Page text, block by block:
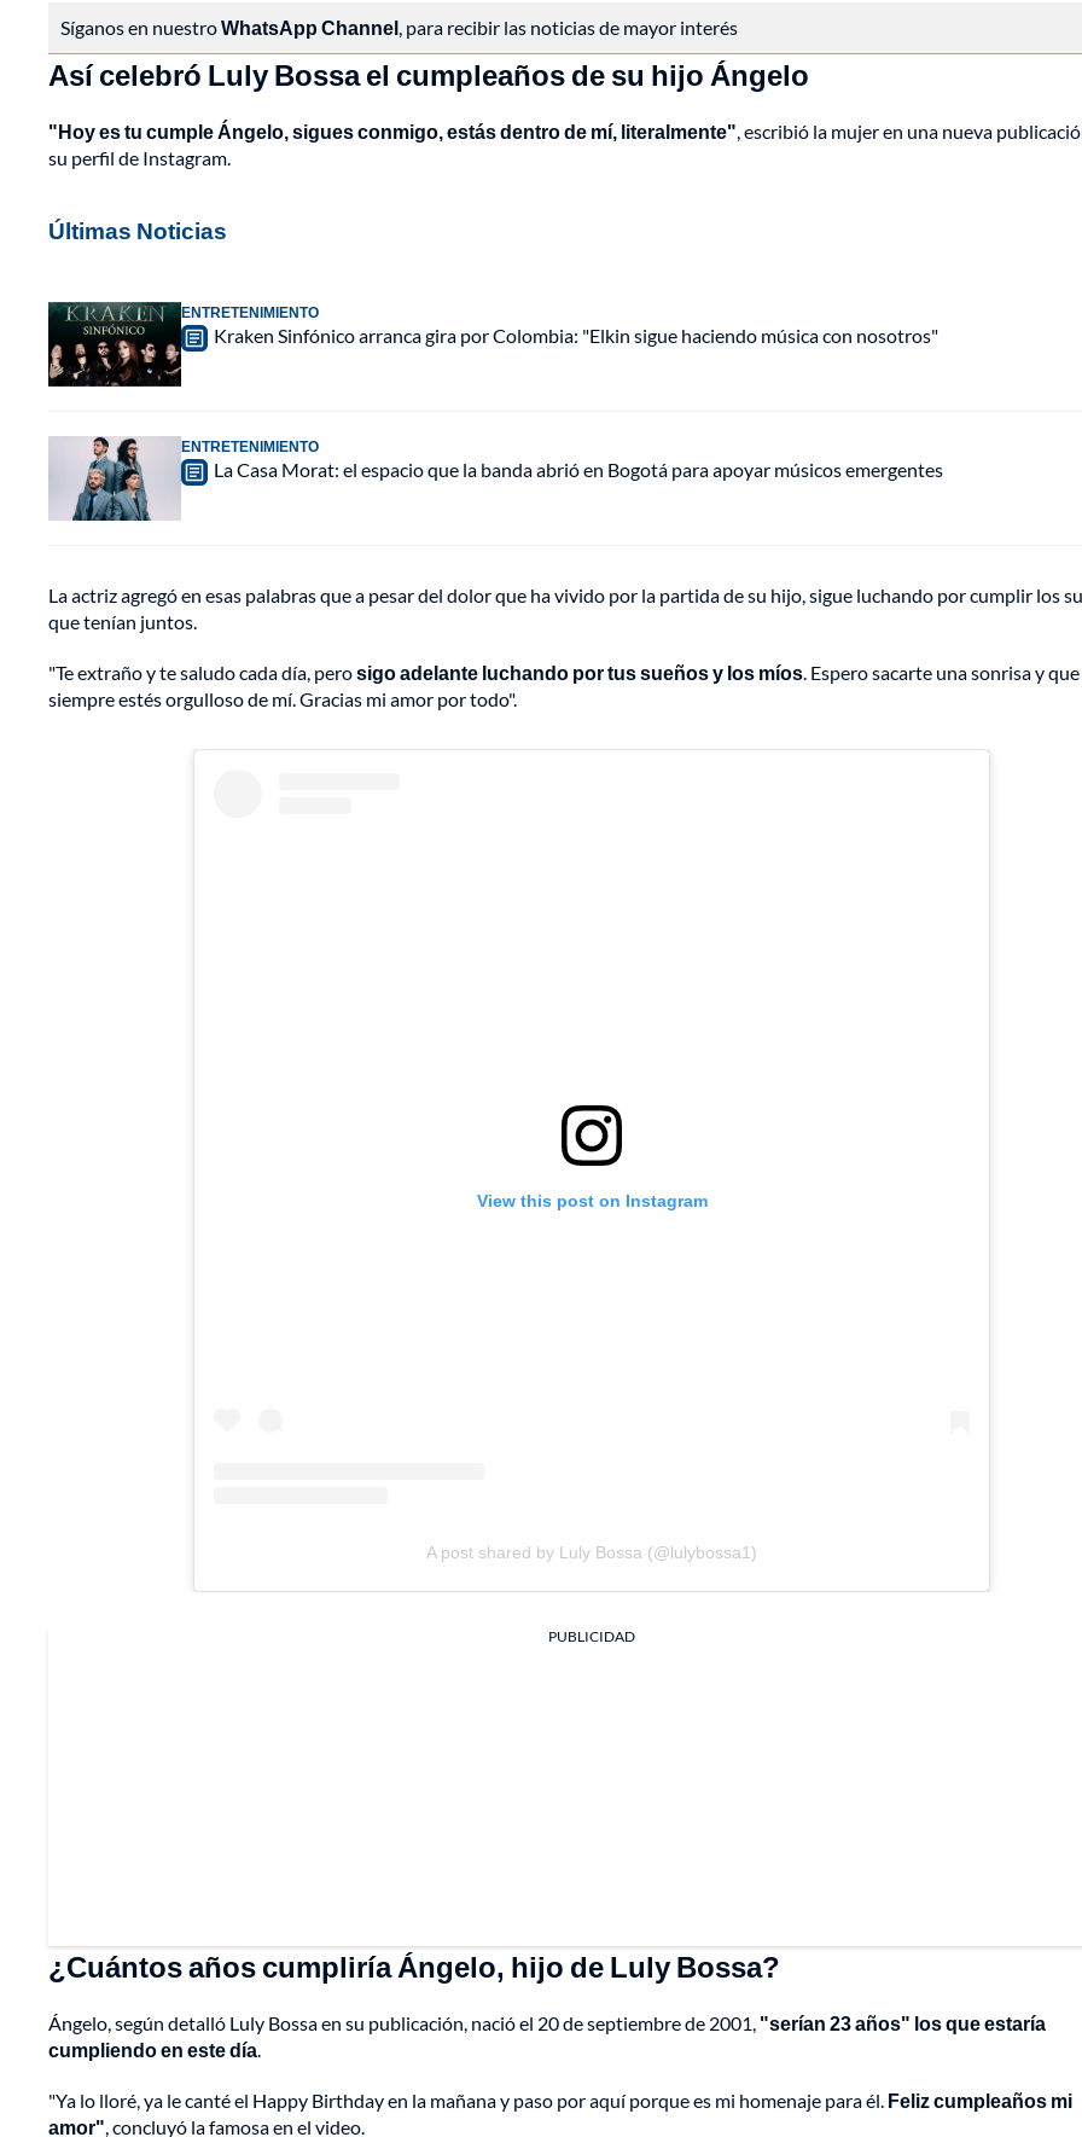
Síganos en nuestroWhatsApp Channel, para recibir las noticias de mayor interés
Así celebró Luly Bossa el cumpleaños de su hijo Ángelo
"Hoy es tu cumple Ángelo, sigues conmigo, estás dentro de mí, literalmente", escribió la mujer en una nueva
su perfil de Instagram.
Últimas Noticias
ENTRETENIMIENTO
Kraken Sinfónico arranca gira por Colombia: "Elkin sigue haciendo música con nosotros"
ENTRETENIMIENTO
La Casa Morat: el espacio que la banda abrió en Bogotá para apoyar músicos emergentes
La actriz agregó en esas palabras que a pesar del dolor que ha vivido por la partida de su hijo, sigue luchando por cumplir los
que tenían juntos.
"Te extraño y te saludo cada día, perosigo adelante luchando por tus sueños y los míos. Espero sacarte una sonrisa y que
siempre estés orgulloso de mí. Gracias mi amor por todo".
View this post on Instagram
A post shared by Luly Bossa (@lulybossa1)
PUBLICIDAD
¿Cuántos años cumpliría Ángelo, hijo de Luly Bossa?
Ángelo, según detalló Luly Bossa en su publicación, nació el 20 de septiembre de 2001, "serían 23 años" los que estaría
cumpliendo en este día.
"Ya lo lloré, ya le canté el Happy Birthday en la mañana y paso por aquí porque es mi homenaje para él. Feliz cumpleaños mi
amor", concluyó la famosa en el video.